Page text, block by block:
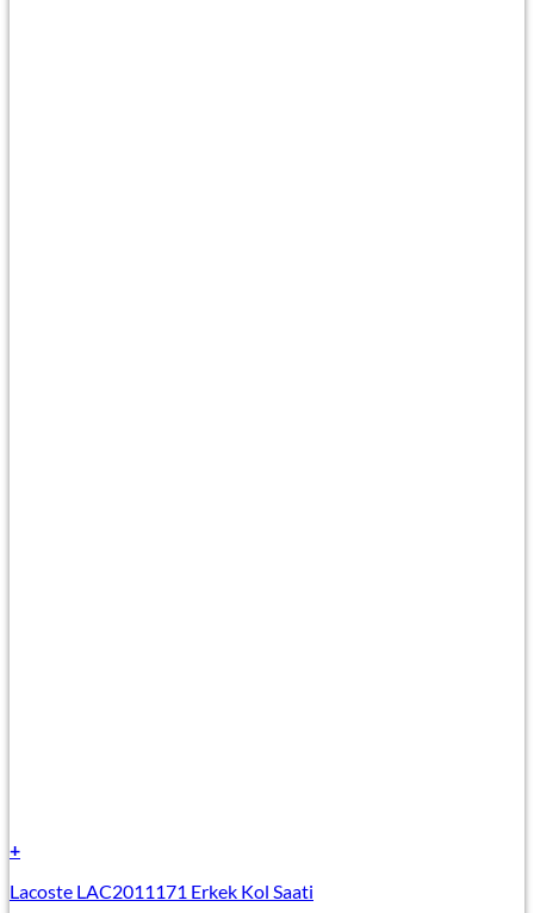
+
Lacoste LAC2011171 Erkek Kol Saati